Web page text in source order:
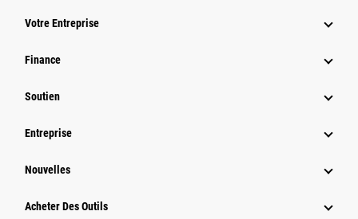
Votre Entreprise
Finance
Soutien
Entreprise
Nouvelles
Acheter Des Outils